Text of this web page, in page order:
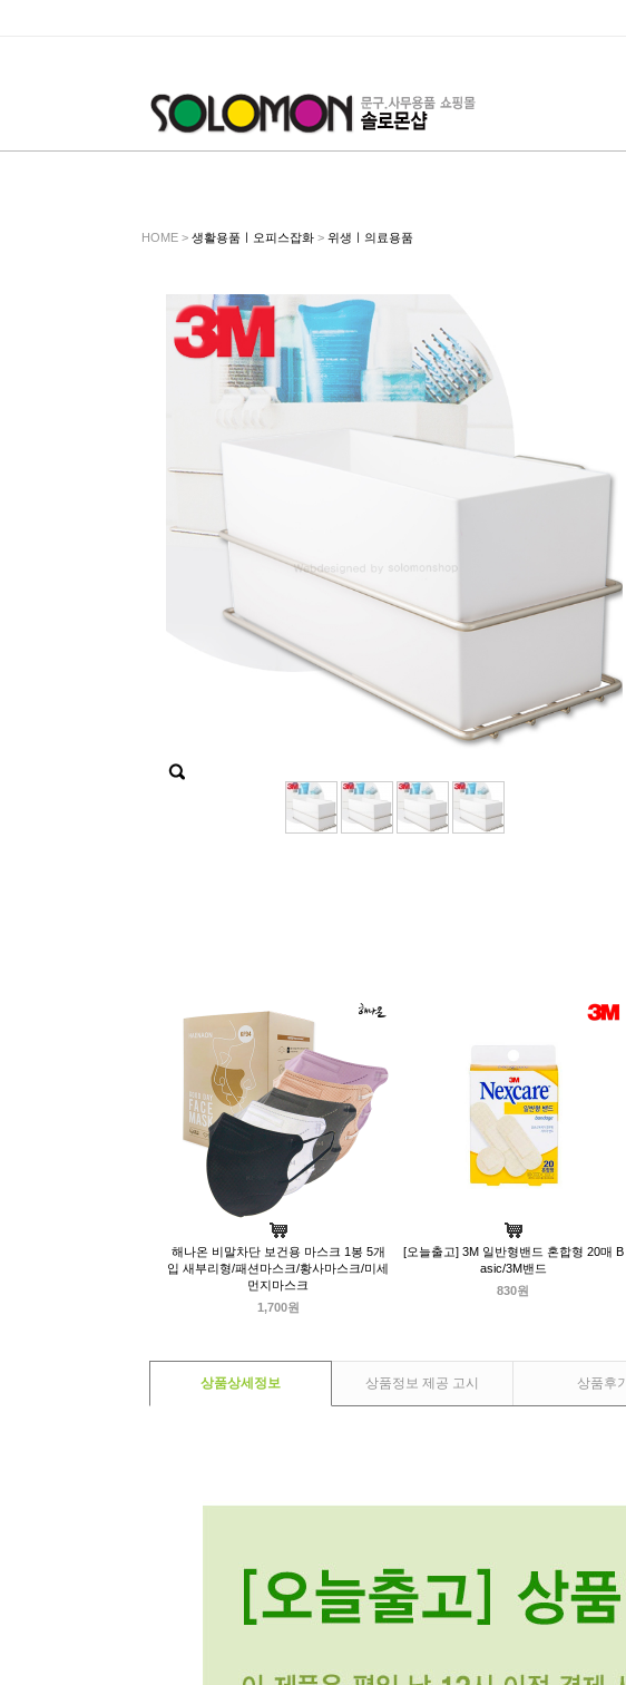
HOME > 생활용품ㅣ오피스잡화 > 위생ㅣ의료용품
해나온 비말차단 보건용 마스크 1봉 5개
입 새부리형/패션마스크/황사마스크/미세
먼지마스크
1,700원
[오늘출고] 3M 일반형밴드 혼합형 20매 B
asic/3M밴드
830원
상품상세정보 상품정보 제공 고시 상품후기